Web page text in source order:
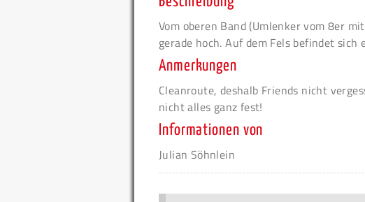
Vom oberen Band (Umlenker vom 8er
gerade hoch. Auf dem Fels befindet sich
Anmerkungen
Cleanroute, deshalb Friends nicht
nicht alles ganz fest!
Informationen von
Julian Söhnlein